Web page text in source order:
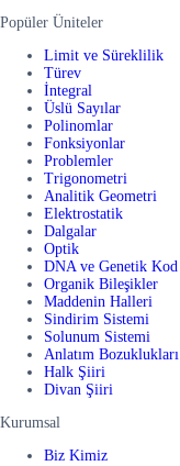
Popüler Üniteler
Limit ve Süreklilik
Türev
İntegral
Üslü Sayılar
Polinomlar
Fonksiyonlar
Problemler
Trigonometri
Analitik Geometri
Elektrostatik
Dalgalar
Optik
DNA ve Genetik Kod
Organik Bileşikler
Maddenin Halleri
Sindirim Sistemi
Solunum Sistemi
Anlatım Bozuklukları
Halk Şiiri
Divan Şiiri
Kurumsal
Biz Kimiz